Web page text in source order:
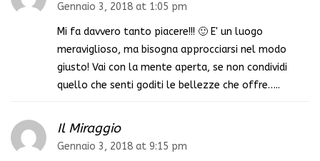
Gennaio 3, 2018 at 1:05 pm
Mi fa davvero tanto piacere!!! 🙂 E' un luogo
meraviglioso, ma bisogna approcciarsi nel modo
giusto! Vai con la mente aperta, se non condividi
quello che senti goditi le bellezze che offre…..
Il Miraggio
Gennaio 3, 2018 at 9:15 pm